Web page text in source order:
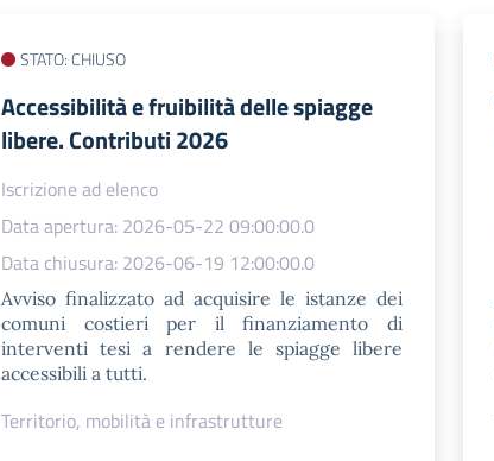
STATO: CHIUSO
Accessibilità e fruibilità delle spiagge
libere. Contributi 2026
Iscrizione ad elenco
Data apertura: 2026-05-22 09:00:00.0
Data chiusura: 2026-06-19 12:00:00.0
Avviso finalizzato ad acquisire le istanze dei
comuni costieri per il finanziamento di
interventi tesi a rendere le spiagge libere
accessibili a tutti.
Territorio, mobilità e infrastrutture